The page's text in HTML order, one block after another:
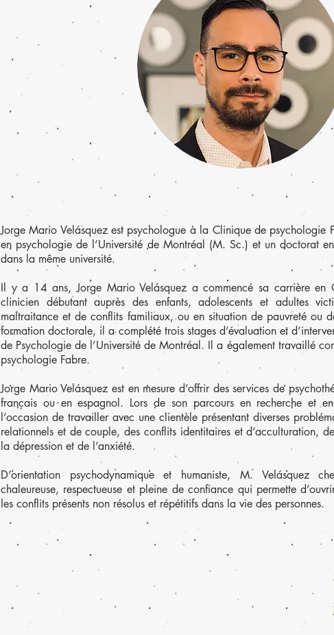
Jorge Mario Velásquez est psychologue à la Clinique de psychologie
en psychologie de l’Université de Montréal (M. Sc.) et un doctorat
dans la même université.
Il y a 14 ans, Jorge Mario Velásquez a commencé sa carrière en
clinicien débutant auprès des enfants, adolescents et adultes
maltraitance et de conflits familiaux, ou en situation de pauvreté ou
formation doctorale, il a complété trois stages d’évaluation et
de Psychologie de l’Université de Montréal. Il a également travaillé
psychologie Fabre.
Jorge Mario Velásquez est en mesure d’offrir des services de
français ou en espagnol. Lors de son parcours en recherche et
l’occasion de travailler avec une clientèle présentant diverses
relationnels et de couple, des conflits identitaires et d’acculturation,
la dépression et de l’anxiété.
D’orientation psychodynamique et humaniste, M. Velásquez
chaleureuse, respectueuse et pleine de confiance qui permette
les conflits présents non résolus et répétitifs dans la vie des personnes.